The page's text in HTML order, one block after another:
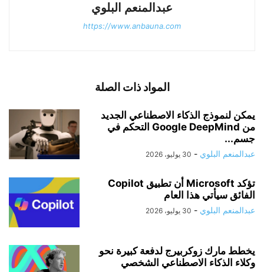
عبدالمنعم البلوي
https://www.anbauna.com
المواد ذات الصلة
يمكن لنموذج الذكاء الاصطناعي الجديد
من Google DeepMind التحكم في
جسم...
عبدالمنعم البلوي - 30 يوليو، 2026
تؤكد Microsoft أن تطبيق Copilot
الفائق سيأتي هذا العام
عبدالمنعم البلوي - 30 يوليو، 2026
يخطط مارك زوكربيرج لدفعة كبيرة نحو
وكلاء الذكاء الاصطناعي الشخصي